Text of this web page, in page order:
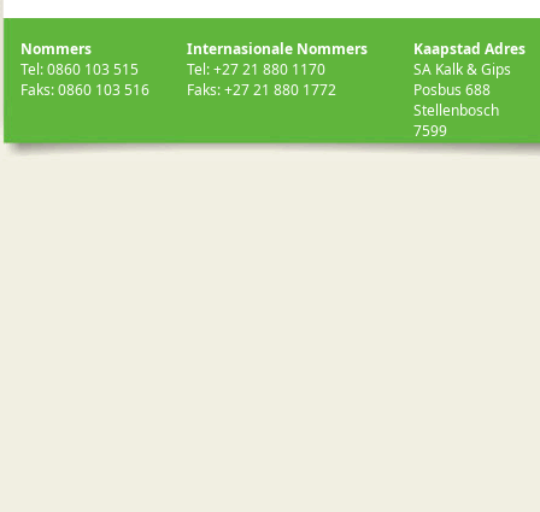
Nommers
Tel: 0860 103 515
Faks: 0860 103 516
Internasionale Nommers
Tel: +27 21 880 1170
Faks: +27 21 880 1772
Kaapstad Adres
SA Kalk & Gips
Posbus 688
Stellenbosch
7599